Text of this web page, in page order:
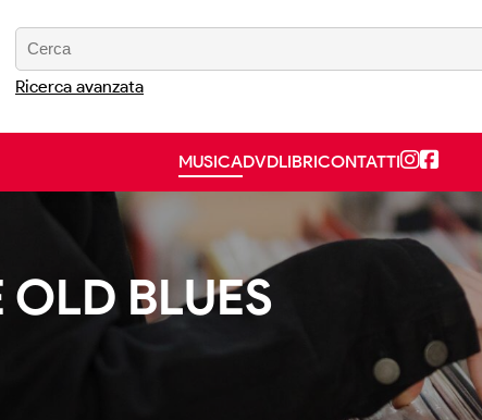
Ricerca avanzata
MUSICADVDLIBRICONTATTI
OLD BLUES